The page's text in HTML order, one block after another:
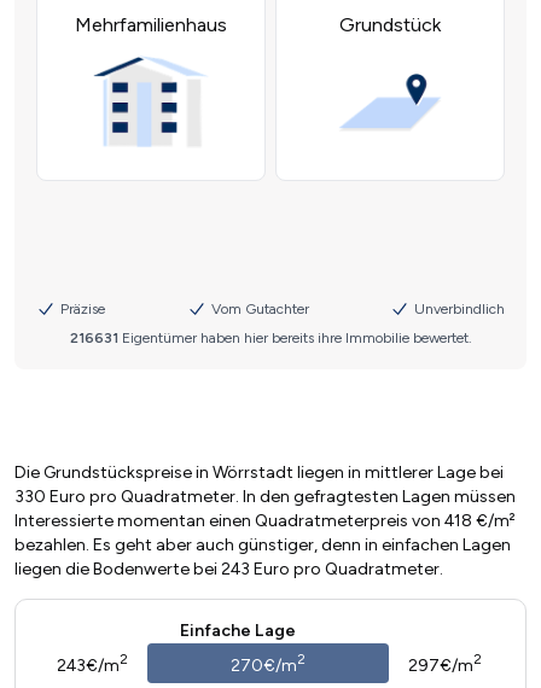
Die Grundstückspreise in Wörrstadt liegen in mittlerer Lage bei
330 Euro pro Quadratmeter. In den gefragtesten Lagen müssen
Interessierte momentan einen Quadratmeterpreis von 418 €/m²
bezahlen. Es geht aber auch günstiger, denn in einfachen Lagen
liegen die Bodenwerte bei 243 Euro pro Quadratmeter.
Einfache Lage
243€/m2 270€/m2 297€/m2